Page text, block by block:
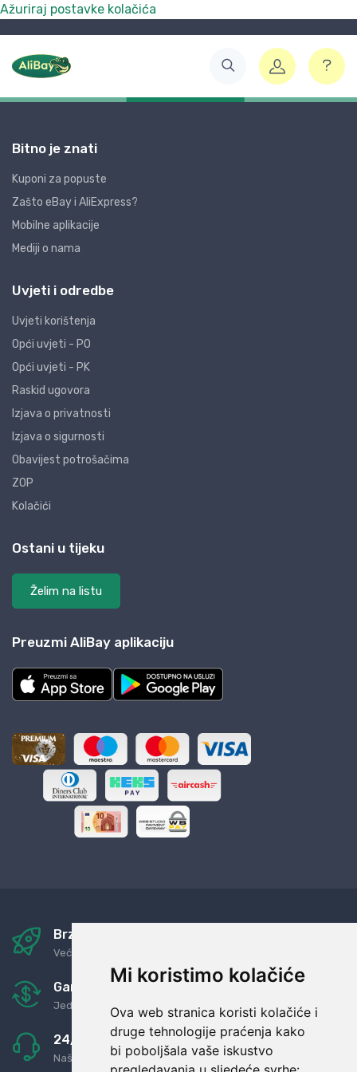
Mi koristimo kolačiće
Ova web stranica koristi kolačiće i
druge tehnologije praćenja kako
bi poboljšala vaše iskustvo
Ažuriraj postavke kolačića
Bitno je znati
Kuponi za popuste
Zašto eBay i AliExpress?
Mobilne aplikacije
Mediji o nama
Uvjeti i odredbe
Uvjeti korištenja
Opći uvjeti - PO
Opći uvjeti - PK
Raskid ugovora
Izjava o privatnosti
Izjava o sigurnosti
Obavijest potrošačima
ZOP
Kolačići
Ostani u tijeku
Želim na listu
Preuzmi AliBay aplikaciju
Brza i sigurna dostava
Već za nekoliko dana kod vas
Garancija u povrat novaca
Jednostavno pravilo: Roba za novac
24/7 odlična podrška
Naši agenti uvijek na raspolaganju